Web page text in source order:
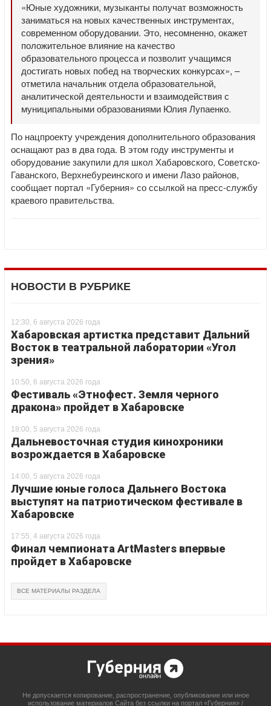
«Юные художники, музыканты получат возможность
заниматься на новых качественных инструментах,
современном оборудовании. Это, несомненно, окажет
положительное влияние на качество
образовательного процесса и позволит учащимся
достигать новых побед на творческих конкурсах», –
отметила начальник отдела образовательной,
аналитической деятельности и взаимодействия с
муниципальными образованиями Юлия Лупаенко.
По нацпроекту учреждения дополнительного образования
оснащают раз в два года. В этом году инструменты и
оборудование закупили для школ Хабаровского, Советско-
Гаванского, Верхнебуреинского и имени Лазо районов,
сообщает портал «Губерния» со ссылкой на пресс-службу
краевого правительства.
НОВОСТИ В РУБРИКЕ
12:30, 6 августа 2026 года
Хабаровская артистка представит Дальний
Восток в театральной лаборатории «Угол
зрения»
10:50, 6 августа 2026 года
Фестиваль «Этнофест. Земля черного
дракона» пройдет в Хабаровске
18:00, 5 августа 2026 года
Дальневосточная студия кинохроники
возрождается в Хабаровске
14:00, 5 августа 2026 года
Лучшие юные голоса Дальнего Востока
выступят на патриотическом фестивале в
Хабаровске
17:55, 4 августа 2026 года
Финал чемпионата ArtMasters впервые
пройдет в Хабаровске
ВСЕ МАТЕРИАЛЫ РАЗДЕЛА
Не допускается копирование, распространение, опубликование или иное
использование материалов Сайта без ссылки на портал «Губерния» /